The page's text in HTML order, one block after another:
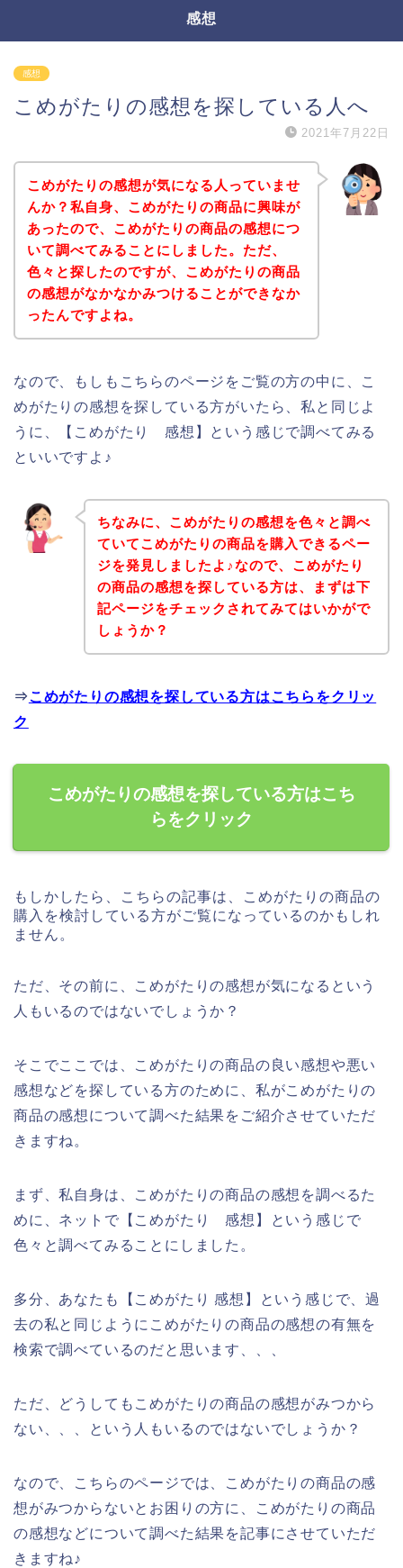
感想
感想
こめがたりの感想を探している人へ
2021年7月22日
こめがたりの感想が気になる人っていませ
んか？私自身、こめがたりの商品に興味が
あったので、こめがたりの商品の感想につ
いて調べてみることにしました。ただ、
色々と探したのですが、こめがたりの商品
の感想がなかなかみつけることができなか
ったんですよね。
なので、もしもこちらのページをご覧の方の中に、こ
めがたりの感想を探している方がいたら、私と同じよ
うに、【こめがたり 感想】という感じで調べてみる
といいですよ♪
ちなみに、こめがたりの感想を色々と調べ
ていてこめがたりの商品を購入できるペー
ジを発見しましたよ♪なので、こめがたり
の商品の感想を探している方は、まずは下
記ページをチェックされてみてはいかがで
しょうか？
⇒ こめがたりの感想を探している方はこちらをクリッ
ク
こめがたりの感想を探している方はこち
らをクリック
もしかしたら、こちらの記事は、こめがたりの商品の
購入を検討している方がご覧になっているのかもしれ
ません。
ただ、その前に、こめがたりの感想が気になるという
人もいるのではないでしょうか？
そこでここでは、こめがたりの商品の良い感想や悪い
感想などを探している方のために、私がこめがたりの
商品の感想について調べた結果をご紹介させていただ
きますね。
まず、私自身は、こめがたりの商品の感想を調べるた
めに、ネットで【こめがたり 感想】という感じで
色々と調べてみることにしました。
多分、あなたも【こめがたり 感想】という感じで、過
去の私と同じようにこめがたりの商品の感想の有無を
検索で調べているのだと思います、、、
ただ、どうしてもこめがたりの商品の感想がみつから
ない、、、という人もいるのではないでしょうか？
なので、こちらのページでは、こめがたりの商品の感
想がみつからないとお困りの方に、こめがたりの商品
の感想などについて調べた結果を記事にさせていただ
きますね♪